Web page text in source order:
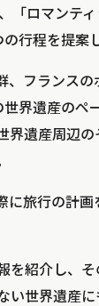
「ロマンテ
行程を提案
フランス
界遺産のペ
界遺産周辺
旅行の計
を紹介し、
い世界遺産